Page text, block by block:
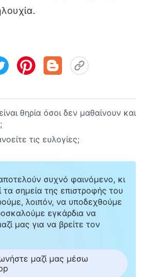
θηρία όσοι δεν μαθαίνουν και
τις ευλογίες;
συχνό φαινόμενο, κι
τα σημεία της επιστροφής του
λοιπόν, να υποδεχθούμε
εγκάρδια να
μας για να βρείτε τον
μαζί μας μέσω